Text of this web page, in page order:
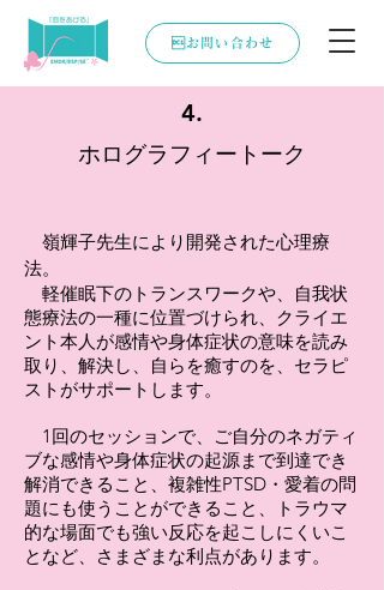
お問い合わせ
4.
​ホログラフィートーク
​嶺輝子先生により開発された心理療
法。
軽催眠下のトランスワークや、自我状
態療法の一種に位置づけられ、クライエ
ント本人が感情や身体症状の意味を読み
取り、解決し、自らを癒すのを、セラピ
ストがサポートします。
1回のセッションで、ご自分のネガティ
ブな感情や身体症状の起源まで到達でき
解消できること、複雑性PTSD・愛着の問
題にも使うことができること、トラウマ
的な場面でも強い反応を起こしにくいこ
となど、さまざまな利点があります。